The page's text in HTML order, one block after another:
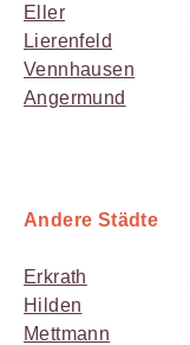
Eller
Lierenfeld
Vennhausen
Angermund
Andere Städte
Erkrath
Hilden
Mettmann